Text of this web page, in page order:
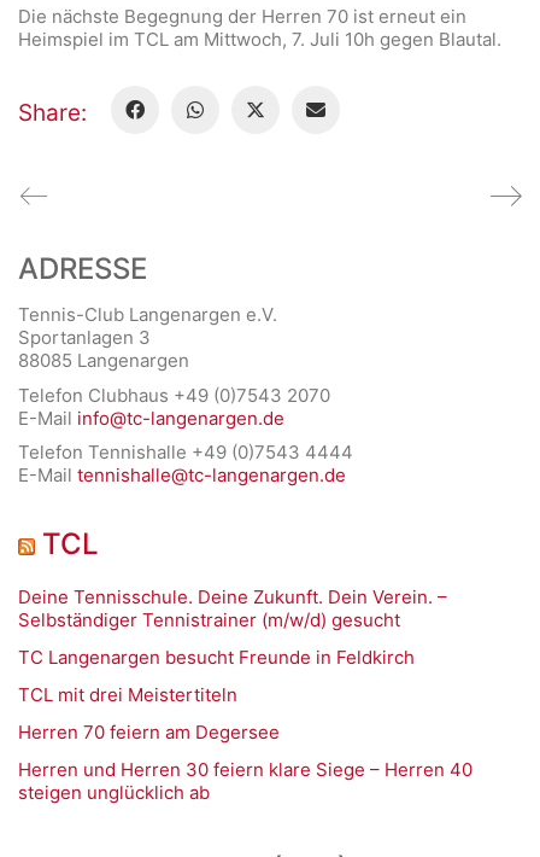
Die nächste Begegnung der Herren 70 ist erneut ein
Heimspiel im TCL am Mittwoch, 7. Juli 10h gegen Blautal.
Share:
ADRESSE
Tennis-Club Langenargen e.V.
Sportanlagen 3
88085 Langenargen
Telefon Clubhaus +49 (0)7543 2070
E-Mail info@tc-langenargen.de
Telefon Tennishalle +49 (0)7543 4444
E-Mail tennishalle@tc-langenargen.de
TCL
Deine Tennisschule. Deine Zukunft. Dein Verein. –
Selbständiger Tennistrainer (m/w/d) gesucht
TC Langenargen besucht Freunde in Feldkirch
TCL mit drei Meistertiteln
Herren 70 feiern am Degersee
Herren und Herren 30 feiern klare Siege – Herren 40
steigen unglücklich ab